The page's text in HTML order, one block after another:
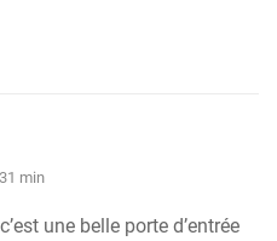
min
une belle porte d’entrée